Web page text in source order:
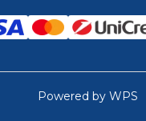
Powered by WPS